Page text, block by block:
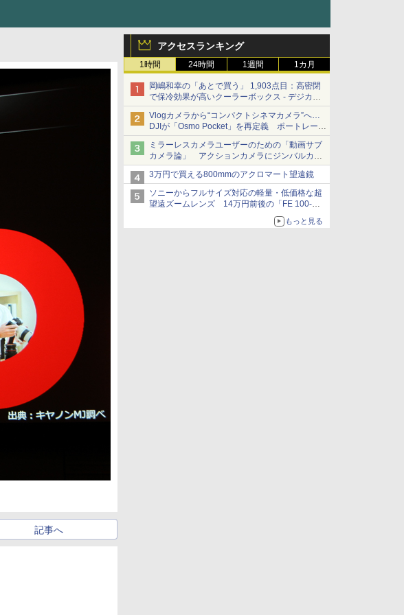
アクセスランキング
1時間 24時間 1週間 1カ月
岡嶋和幸の「あとで買う」 1,903点目：高密閉
で保冷効果が高いクーラーボックス - デジカメ
Watch
Vlogカメラから“コンパクトシネマカメラ”へ…
DJIが「Osmo Pocket」を再定義 ポートレート
重視の映像設計に
ミラーレスカメラユーザーのための「動画サブ
カメラ論」 アクションカメラにジンバルカメ
ラ……その実質的な違いは？
3万円で買える800mmのアクロマート望遠鏡
ソニーからフルサイズ対応の軽量・低価格な超
望遠ズームレンズ 14万円前後の「FE 100-
もっと見る
記事へ